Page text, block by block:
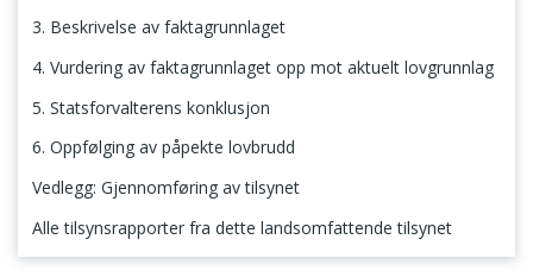
3. Beskrivelse av faktagrunnlaget
4. Vurdering av faktagrunnlaget opp mot aktuelt lovgrunnlag
5. Statsforvalterens konklusjon
6. Oppfølging av påpekte lovbrudd
Vedlegg: Gjennomføring av tilsynet
Alle tilsynsrapporter fra dette landsomfattende tilsynet